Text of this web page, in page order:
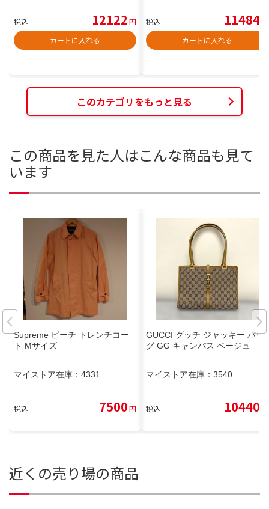
税込 12122円
カートに入れる
税込 11484
カートに入れる
このカテゴリをもっと見る
この商品を見た人はこんな商品も見て
います
Supreme ピーチ トレンチコー
ト Mサイズ
マイストア在庫： 4331
税込 7500円
GUCCI グッチ ジャッキー バッ
グ GG キャンバス ベージュ
マイストア在庫： 3540
税込 10440
近くの売り場の商品